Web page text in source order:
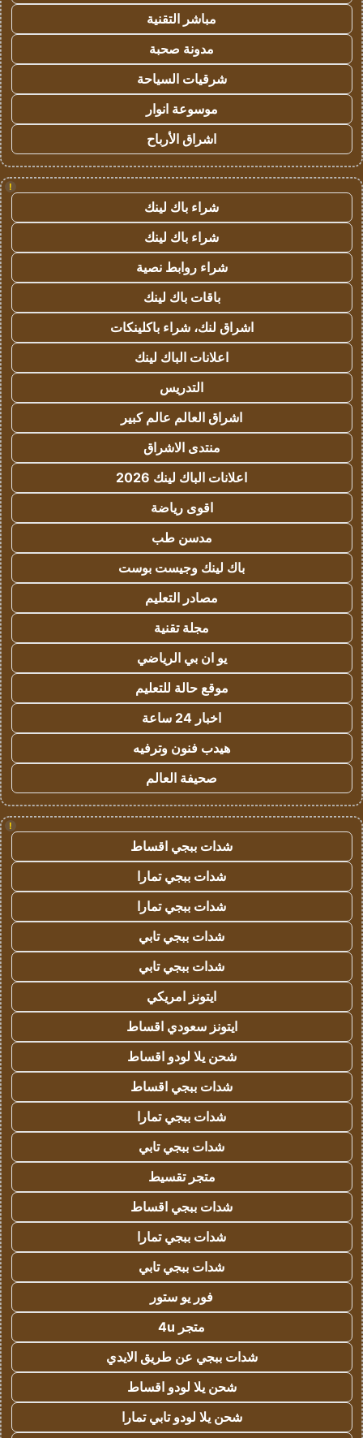
مباشر التقنية
مدونة صحبة
شرقيات السياحة
موسوعة انوار
اشراق الأرباح
!
شراء باك لينك
شراء باك لينك
شراء روابط نصية
باقات باك لينك
اشراق لنك، شراء باكلينكات
اعلانات الباك لينك
التدريس
اشراق العالم عالم كبير
منتدى الاشراق
اعلانات الباك لينك 2026
اقوى رياضة
مدسن طب
باك لينك وجيست بوست
مصادر التعليم
مجلة تقنية
يو ان بي الرياضي
موقع حالة للتعليم
اخبار 24 ساعة
هيدب فنون وترفيه
صحيفة العالم
!
شدات ببجي اقساط
شدات ببجي تمارا
شدات ببجي تمارا
شدات ببجي تابي
شدات ببجي تابي
ايتونز امريكي
ايتونز سعودي اقساط
شحن يلا لودو اقساط
شدات ببجي اقساط
شدات ببجي تمارا
شدات ببجي تابي
متجر تقسيط
شدات ببجي اقساط
شدات ببجي تمارا
شدات ببجي تابي
فور يو ستور
متجر 4u
شدات ببجي عن طريق الايدي
شحن يلا لودو اقساط
شحن يلا لودو تابي تمارا